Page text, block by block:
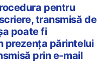
pentru
transmisă de
poate fi
prezența părintelui
prin e-mail